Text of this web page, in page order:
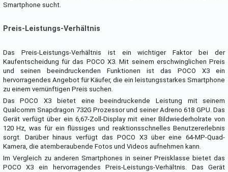
Smartphone sucht.
Preis-Leistungs-Verhältnis
Das Preis-Leistungs-Verhältnis ist ein wichtiger Faktor bei der
Kaufentscheidung für das POCO X3. Mit seinem erschwinglichen Preis
und seinen beeindruckenden Funktionen ist das POCO X3 ein
hervorragendes Angebot für Käufer, die ein leistungsstarkes Smartphone
zu einem vernünftigen Preis suchen.
Das POCO X3 bietet eine beeindruckende Leistung mit seinem
Qualcomm Snapdragon 732G Prozessor und seiner Adreno 618 GPU. Das
Gerät verfügt über ein 6,67-Zoll-Display mit einer Bildwiederholrate von
120 Hz, was für ein flüssiges und reaktionsschnelles Benutzererlebnis
sorgt. Darüber hinaus verfügt das POCO X3 über eine 64-MP-Quad-
Kamera, die atemberaubende Fotos und Videos aufnehmen kann.
Im Vergleich zu anderen Smartphones in seiner Preisklasse bietet das
POCO X3 ein hervorragendes Preis-Leistungs-Verhältnis. Das Gerät